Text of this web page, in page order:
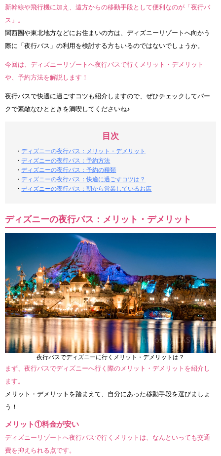
新幹線や飛行機に加え、遠方からの移動手段として便利なのが「夜行バ
ス」。
関西圏や東北地方などにお住まいの方は、ディズニーリゾートへ向かう
際に「夜行バス」の利用を検討する方もいるのではないでしょうか。
今回は、ディズニーリゾートへ夜行バスで行くメリット・デメリット
や、予約方法を解説します！
夜行バスで快適に過ごすコツも紹介しますので、ぜひチェックしてパー
クで素敵なひとときを満喫してくださいね♪
目次
・ディズニーの夜行バス：メリット・デメリット
・ディズニーの夜行バス：予約方法
・ディズニーの夜行バス：予約の種類
・ディズニーの夜行バス：快適に過ごすコツは？
・ディズニーの夜行バス：朝から営業しているお店
ディズニーの夜行バス：メリット・デメリット
夜行バスでディズニーに行くメリット・デメリットは？
まず、夜行バスでディズニーへ行く際のメリット・デメリットを紹介し
ます。
メリット・デメリットを踏まえて、自分にあった移動手段を選びましょ
う！
メリット①料金が安い
ディズニーリゾートへ夜行バスで行くメリットは、なんといっても交通
費を抑えられる点です。